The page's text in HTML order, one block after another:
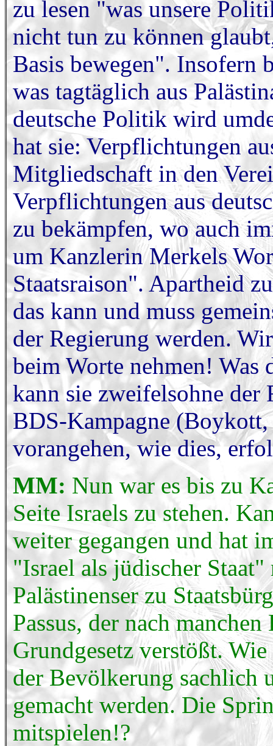
zu lesen "was unsere
nicht tun zu können
Basis bewegen". Insofern
was tagtäglich aus
deutsche Politik wird
hat sie: Verpflichtungen
Mitgliedschaft in den
Verpflichtungen aus
zu bekämpfen, wo auch
um Kanzlerin Merkels
Staatsraison". Apartheid
das kann und muss
der Regierung werden.
beim Worte nehmen!
kann sie zweifelsohne
BDS-Kampagne
vorangehen, wie dies,
MM: Nun war es bis zu
Seite Israels zu stehen.
weiter gegangen und hat
"Israel als jüdischer
Palästinenser zu
Passus, der nach
Grundgesetz verstößt.
der Bevölkerung sachlich
gemacht werden. Die
mitspielen!?